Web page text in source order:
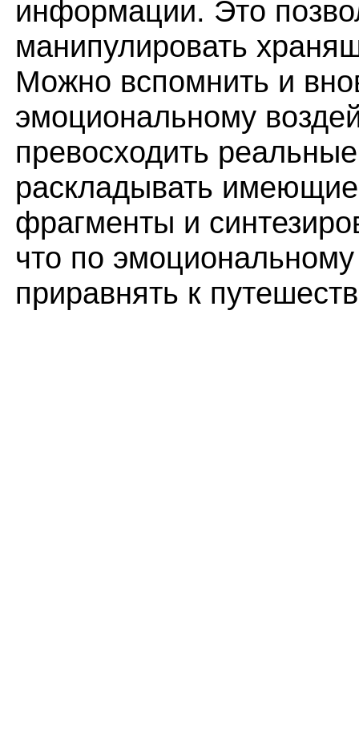
информации. Это
манипулировать
Можно вспомнить и
эмоциональному
превосходить
раскладывать
фрагменты и
что по
приравнять к